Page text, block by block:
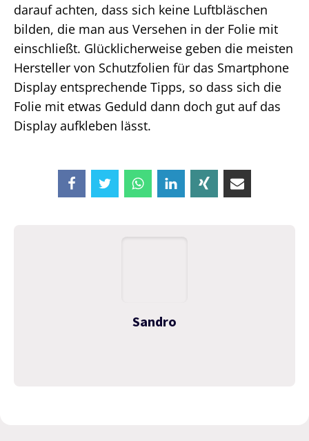
darauf achten, dass sich keine Luftbläschen
bilden, die man aus Versehen in der Folie mit
einschließt. Glücklicherweise geben die meisten
Hersteller von Schutzfolien für das Smartphone
Display entsprechende Tipps, so dass sich die
Folie mit etwas Geduld dann doch gut auf das
Display aufkleben lässt.
Sandro